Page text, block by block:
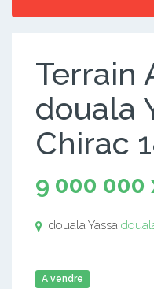
Terrain
douala
Chirac
9 000 000
douala Yassa
A vendre